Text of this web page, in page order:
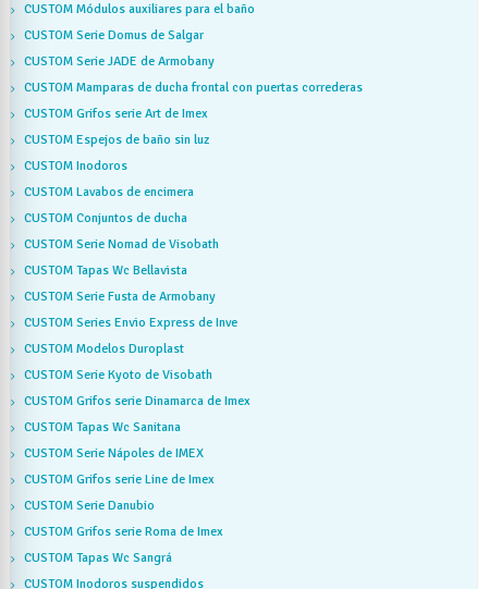
CUSTOM Módulos auxiliares para el baño
CUSTOM Serie Domus de Salgar
CUSTOM Serie JADE de Armobany
CUSTOM Mamparas de ducha frontal con puertas correderas
CUSTOM Grifos serie Art de Imex
CUSTOM Espejos de baño sin luz
CUSTOM Inodoros
CUSTOM Lavabos de encimera
CUSTOM Conjuntos de ducha
CUSTOM Serie Nomad de Visobath
CUSTOM Tapas Wc Bellavista
CUSTOM Serie Fusta de Armobany
CUSTOM Series Envio Express de Inve
CUSTOM Modelos Duroplast
CUSTOM Serie Kyoto de Visobath
CUSTOM Grifos serie Dinamarca de Imex
CUSTOM Tapas Wc Sanitana
CUSTOM Serie Nápoles de IMEX
CUSTOM Grifos serie Line de Imex
CUSTOM Serie Danubio
CUSTOM Grifos serie Roma de Imex
CUSTOM Tapas Wc Sangrá
CUSTOM Inodoros suspendidos